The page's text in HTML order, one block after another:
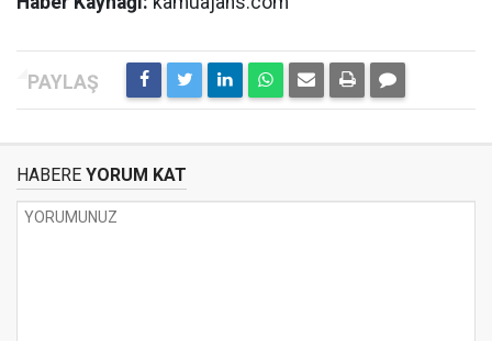
HABERE YORUM KAT